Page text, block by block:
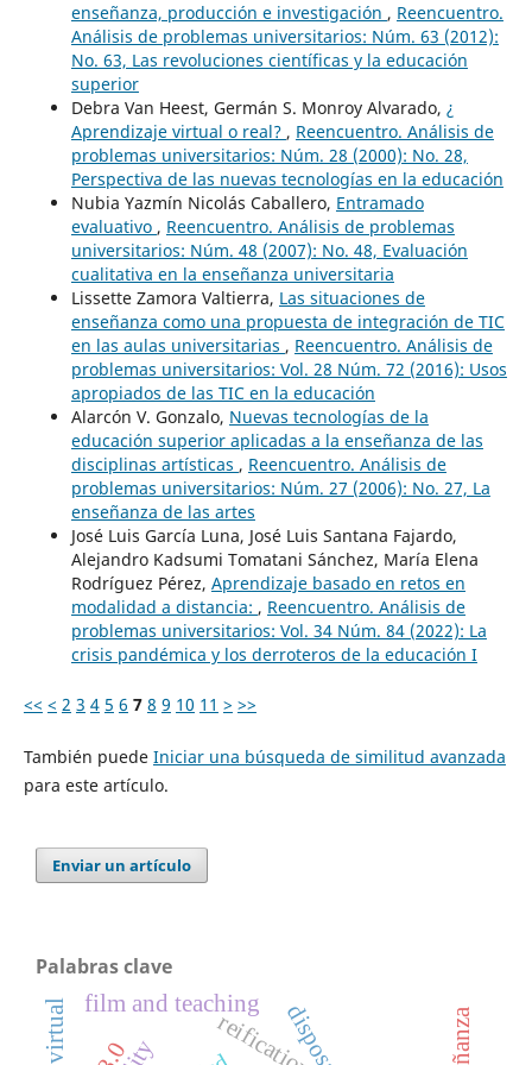
enseñanza, producción e investigación , Reencuentro.
Análisis de problemas universitarios: Núm. 63 (2012):
No. 63, Las revoluciones científicas y la educación
superior
Debra Van Heest, Germán S. Monroy Alvarado, ¿
Aprendizaje virtual o real? , Reencuentro. Análisis de
problemas universitarios: Núm. 28 (2000): No. 28,
Perspectiva de las nuevas tecnologías en la educación
Nubia Yazmín Nicolás Caballero, Entramado
evaluativo , Reencuentro. Análisis de problemas
universitarios: Núm. 48 (2007): No. 48, Evaluación
cualitativa en la enseñanza universitaria
Lissette Zamora Valtierra, Las situaciones de
enseñanza como una propuesta de integración de TIC
en las aulas universitarias , Reencuentro. Análisis de
problemas universitarios: Vol. 28 Núm. 72 (2016): Usos
apropiados de las TIC en la educación
Alarcón V. Gonzalo, Nuevas tecnologías de la
educación superior aplicadas a la enseñanza de las
disciplinas artísticas , Reencuentro. Análisis de
problemas universitarios: Núm. 27 (2006): No. 27, La
enseñanza de las artes
José Luis García Luna, José Luis Santana Fajardo,
Alejandro Kadsumi Tomatani Sánchez, María Elena
Rodríguez Pérez, Aprendizaje basado en retos en
modalidad a distancia: , Reencuentro. Análisis de
problemas universitarios: Vol. 34 Núm. 84 (2022): La
crisis pandémica y los derroteros de la educación I
<< < 2 3 4 5 6 7 8 9 10 11 > >>
También puede Iniciar una búsqueda de similitud avanzada
para este artículo.
Enviar un artículo
Palabras clave
disposal
reification
film and teaching